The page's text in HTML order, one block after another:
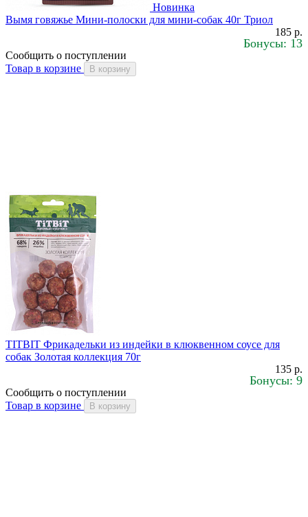
Новинка
Вымя говяжье Мини-полоски для мини-собак 40г Триол
185 р.
Бонусы: 13
Сообщить о поступлении
Товар в корзине
В корзину
TITBIT Фрикадельки из индейки в клюквенном соусе для
собак Золотая коллекция 70г
135 р.
Бонусы: 9
Сообщить о поступлении
Товар в корзине
В корзину